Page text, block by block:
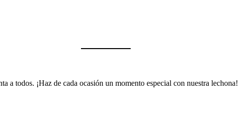
a todos. ¡Haz de cada ocasión un momento especial con nuestra lechona!